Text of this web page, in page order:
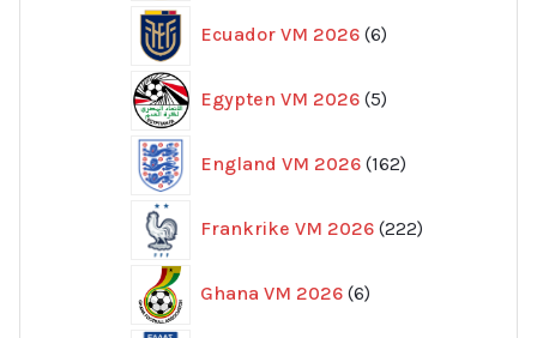
Ecuador VM 2026 6
produkter
Egypten VM 2026 5
produkter
England VM 2026 162
produkter
Frankrike VM 2026 222
produkter
Ghana VM 2026 6
produkter